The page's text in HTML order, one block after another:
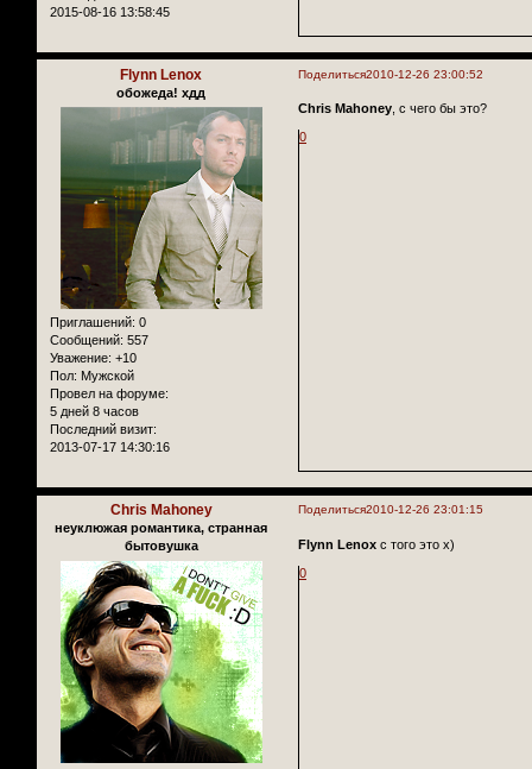
2015-08-16 13:58:45
Поделиться2010-12-26 23:00:52
Flynn Lenox
обожеда! хдд
Приглашений: 0
Сообщений: 557
Уважение: +10
Пол: Мужской
Провел на форуме:
5 дней 8 часов
Последний визит:
2013-07-17 14:30:16
Chris Mahoney, с чего бы это?
0
Поделиться2010-12-26 23:01:15
Chris Mahoney
неуклюжая романтика, странная
бытовушка
Flynn Lenox с того это х)
0